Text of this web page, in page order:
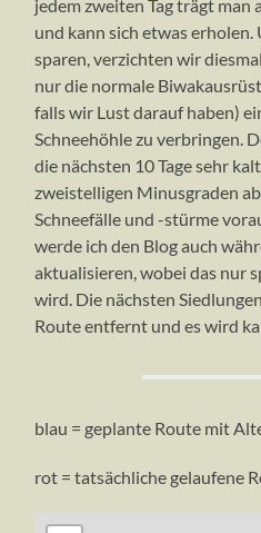
jedem zweiten Tag trägt man
und kann sich etwas
sparen, verzichten wir
nur die normale
falls wir Lust darauf haben)
Schneehöhle zu verbringen.
die nächsten 10 Tage sehr
zweistelligen Minusgraden
Schneefälle und -stürme
werde ich den Blog auch
aktualisieren, wobei das nur
wird. Die nächsten
Route entfernt und es wird
blau = geplante Route mit
rot = tatsächliche gelaufene